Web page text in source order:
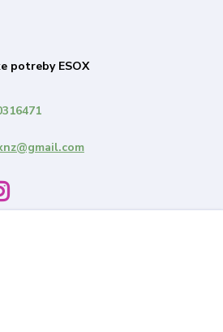
potreby ESOX